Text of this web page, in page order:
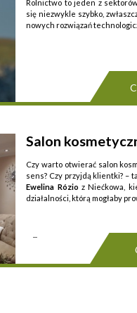
Rolnictwo to jeden z
się niezwykle szybko,
nowych rozwiązań
Obecnie coraz częściej można
Salon
Czy warto otwierać salon
sens? Czy przyjdą klientki? –
Ewelina Rózio z Niećkowa,
działalności, którą mogłaby